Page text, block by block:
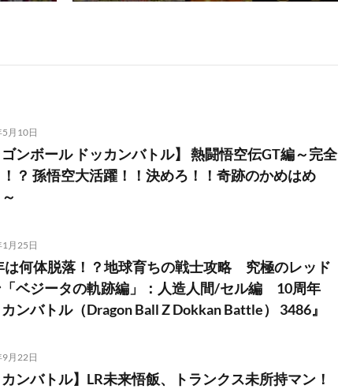
月10日
ゴンボール ドッカンバトル】 熱闘悟空伝GT編～完全
？ 孫悟空大活躍！！決めろ！！奇跡のかめはめ
月25日
は何体脱落！？地球育ちの戦士攻略 究極のレッド
「ベジータの軌跡編」：人造人間/セル編 10周年
カンバトル（Dragon Ball Z Dokkan Battle） 3486』
月22日
カンバトル】LR未来悟飯、トランクス未所持マン！